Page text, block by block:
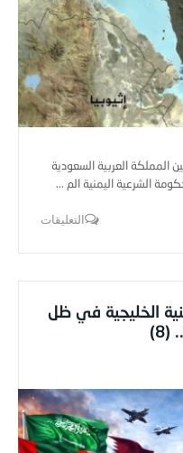
المملكة العربية السعودية
الشرعية اليمنية الم ...
التعليقات
الخليجية في ظل
(8)